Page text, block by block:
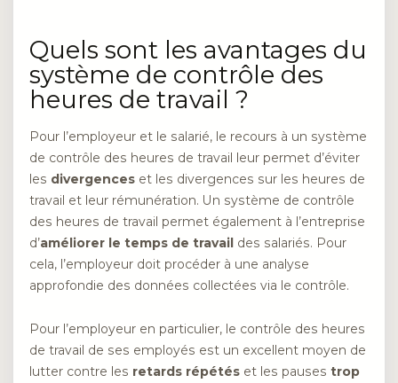
Quels sont les avantages du
système de contrôle des
heures de travail ?
Pour l’employeur et le salarié, le recours à un système
de contrôle des heures de travail leur permet d’éviter
les divergences et les divergences sur les heures de
travail et leur rémunération. Un système de contrôle
des heures de travail permet également à l’entreprise
d’améliorer le temps de travail des salariés. Pour
cela, l’employeur doit procéder à une analyse
approfondie des données collectées via le contrôle.
Pour l’employeur en particulier, le contrôle des heures
de travail de ses employés est un excellent moyen de
lutter contre les retards répétés et les pauses trop